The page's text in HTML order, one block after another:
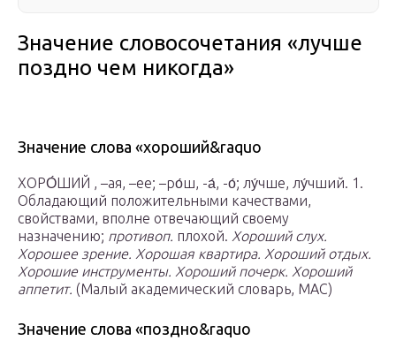
Значение словосочетания «лучше
поздно чем никогда»
Значение слова «хороший&raquo
ХОРО́ШИЙ , –ая, –ее; –ро́ш, -а́, -о́; лу́чше, лу́чший. 1.
Обладающий положительными качествами,
свойствами, вполне отвечающий своему
назначению; противоп. плохой. Хороший слух.
Хорошее зрение. Хорошая квартира. Хороший отдых.
Хорошие инструменты. Хороший почерк. Хороший
аппетит. (Малый академический словарь, МАС)
Значение слова «поздно&raquo